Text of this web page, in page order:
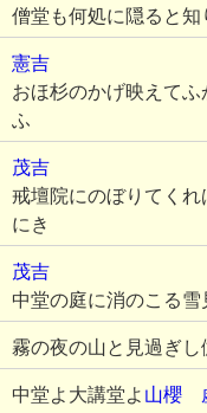
僧堂も何処に隠ると
憲吉
おほ杉のかげ映えて
ふ
茂吉
戒壇院にのぼりてくれ
にき
茂吉
中堂の庭に消のこる
霧の夜の山と見過ぎ
中堂よ大講堂よ 山櫻